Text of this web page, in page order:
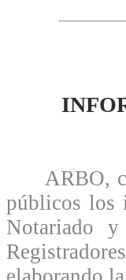
ARBO,
públicos los
Notariado